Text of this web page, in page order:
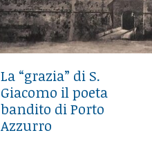
La “grazia” di S.
Giacomo il poeta
bandito di Porto
Azzurro